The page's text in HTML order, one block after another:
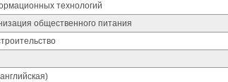
технологий
общественного питания